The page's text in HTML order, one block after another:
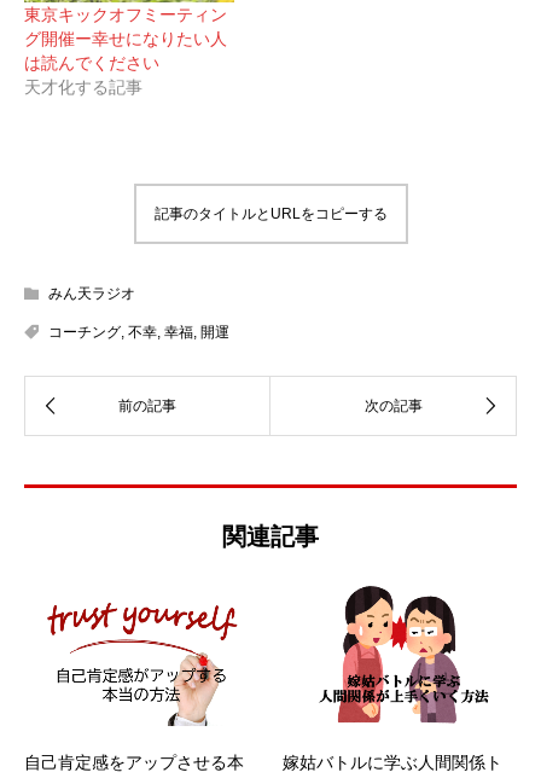
東京キックオフミーティン
グ開催ー幸せになりたい人
は読んでください
天才化する記事
記事のタイトルとURLをコピーする
みん天ラジオ
コーチング, 不幸, 幸福, 開運
関連記事
自己肯定感をアップさせる本
嫁姑バトルに学ぶ人間関係ト